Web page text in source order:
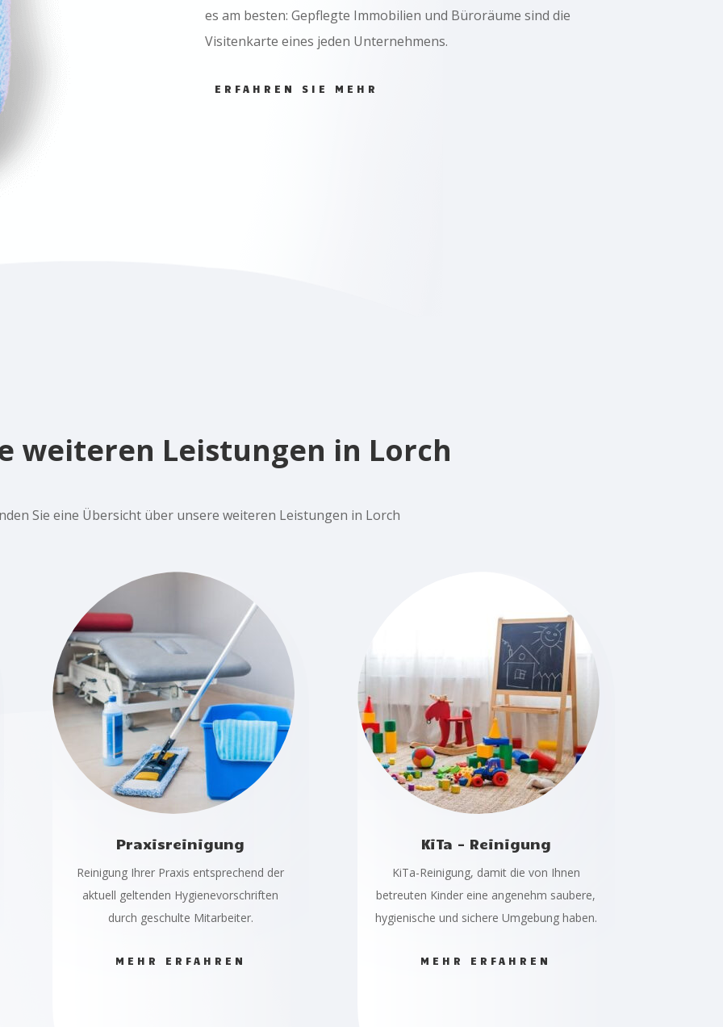
es am besten: Gepflegte Immobilien und Büroräume sind die
Visitenkarte eines jeden Unternehmens.
ERFAHREN SIE MEHR
weiteren Leistungen in Lorch
Sie eine Übersicht über unsere weiteren Leistungen in Lorch
Praxisreinigung
Reinigung Ihrer Praxis entsprechend der
aktuell geltenden Hygienevorschriften
durch geschulte Mitarbeiter.
MEHR ERFAHREN
KiTa - Reinigung
KiTa-Reinigung, damit die von Ihnen
betreuten Kinder eine angenehm saubere,
hygienische und sichere Umgebung haben.
MEHR ERFAHREN